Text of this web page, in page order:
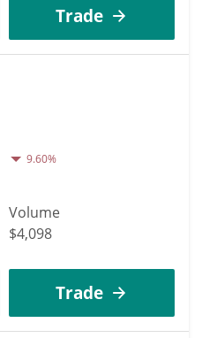
Trade
9.60%
Volume
$4,098
Trade